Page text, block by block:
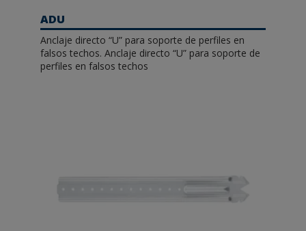
ADU
Anclaje directo “U” para soporte de perfiles en
falsos techos. Anclaje directo “U” para soporte de
perfiles en falsos techos